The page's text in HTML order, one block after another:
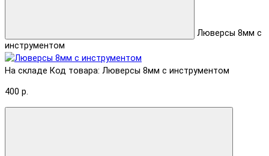
Люверсы 8мм с
инструментом
На складе Код товара: Люверсы 8мм с инструментом
400 р.